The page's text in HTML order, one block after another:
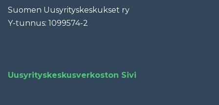
Suomen Uusyrityskeskukset ry
Y-tunnus: 1099574-2
Uusyrityskeskusverkoston Sivi